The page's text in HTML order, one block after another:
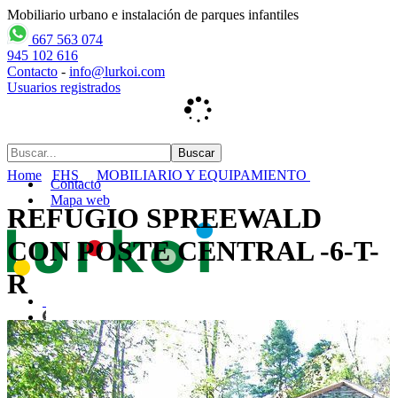
Mobiliario urbano e instalación de parques infantiles
667 563 074
945 102 616
Contacto - info@lurkoi.com
Usuarios registrados
Contacto
Mapa web
Home FHS MOBILIARIO Y EQUIPAMIENTO
REFUGIO SPREEWALD
CON POSTE CENTRAL -6-T-
R